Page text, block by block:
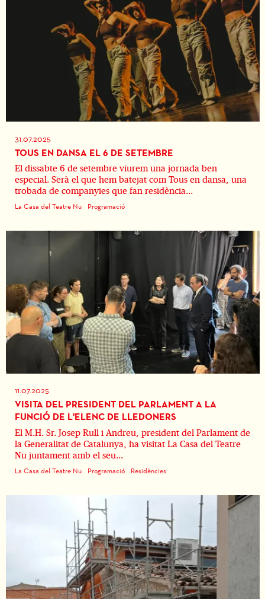
31.07.2025
TOUS EN DANSA EL 6 DE SETEMBRE
El dissabte 6 de setembre viurem una jornada ben
especial. Serà el que hem batejat com Tous en dansa, una
trobada de companyies que fan residència...
La Casa del Teatre Nu Programació
11.07.2025
VISITA DEL PRESIDENT DEL PARLAMENT A LA
FUNCIÓ DE L'ELENC DE LLEDONERS
El M.H. Sr. Josep Rull i Andreu, president del Parlament de
la Generalitat de Catalunya, ha visitat La Casa del Teatre
Nu juntament amb el seu...
La Casa del Teatre Nu Programació Residències